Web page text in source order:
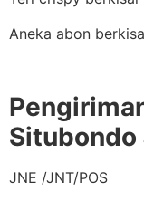
Aneka abon
Situbondo
JNE /JNT/POS